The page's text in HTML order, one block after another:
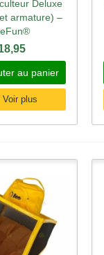
Deluxe
armature) –
au panier
Voir plus